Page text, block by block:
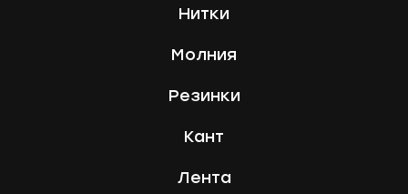
Нитки
Молния
Резинки
Кант
Лента